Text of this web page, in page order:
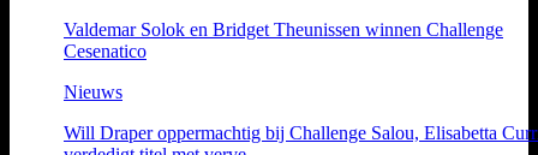
Valdemar Solok en Bridget Theunissen winnen Challenge
Cesenatico
Nieuws
Will Draper oppermachtig bij Challenge Salou, Elisabetta